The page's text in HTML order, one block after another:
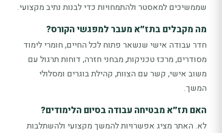
שממשיכים למאסטר ולהתמחויות כדי לבנות נתיב מקצועי.
מה מקבלים בתז״א מעבר למפגשי הקורס?
חדר עבודה אישי שנשאר פתוח לכל החיים, חומרי לימוד
מסודרים, מרכז טכניקות, מבחני חזרה, דוחות תרגול עם
משוב אישי, קשר עם הצוות, קהילת בוגרים ומסלולי
המשך.
האם תז״א מבטיחה עבודה בסיום הלימודים?
לא. האתר מציג אפשרויות להמשך מקצועי ולהשתלבות